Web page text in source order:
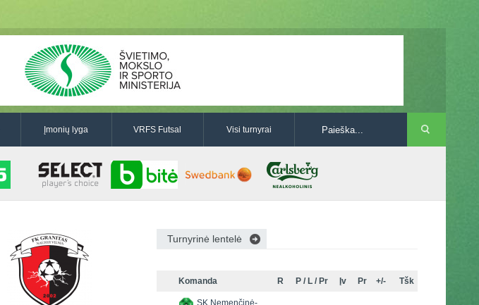
Įmonių lyga VRFS Futsal Visi turnyrai
Turnyrinė lentelė
Komanda R P / L / Pr Įv Pr +/- Tšk
SK Nemenčinė-